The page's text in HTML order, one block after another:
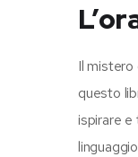
Il mistero
questo
ispirare e